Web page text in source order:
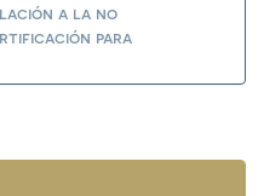
a la no
para